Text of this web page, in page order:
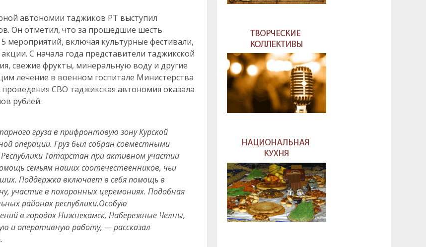
автономии таджиков РТ выступил
Он отметил, что за прошедшие шесть
мероприятий, включая культурные фестивали,
С начала года представители таджикской
свежие фрукты, минеральную воду и другие
лечение в военном госпитале Министерства
СВО таджикская автономия оказала
рублей.
груза в прифронтовую зону Курской
операции. Груз был собран совместными
Татарстан при активном участии
семьям наших соотечественников, чьи
Поддержка включает в себя помощь в
участие в похоронных церемониях. Подобная
районах республики.Особую
в городах Нижнекамск, Набережные Челны,
и оперативную работу, — рассказал